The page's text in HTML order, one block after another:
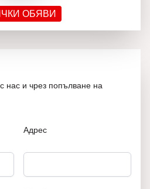
ОБЯВИ
нас и чрез попълване на
Адрес